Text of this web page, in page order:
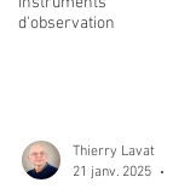
d'observation
Thierry Lavat
21 janv. 2025